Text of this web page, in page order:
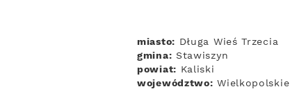
miasto: Długa Wieś Trzecia
gmina: Stawiszyn
powiat: Kaliski
województwo: Wielkopolskie